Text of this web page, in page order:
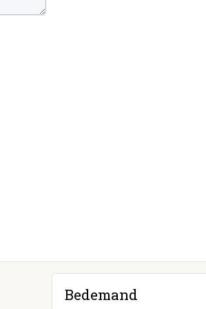
Bedemand